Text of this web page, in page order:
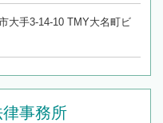
大手3-14-10 TMY大名町ビ
事務所